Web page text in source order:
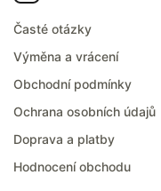
Časté otázky
Výměna a vrácení
Obchodní podmínky
Ochrana osobních údajů
Doprava a platby
Hodnocení obchodu